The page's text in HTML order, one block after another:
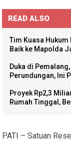
READ ALSO
Tim Kuasa Hukum
Baik ke Mapolda
Duka di
Perundungan, Ini
Proyek Rp2,3
Rumah Tinggal,
PATI – Satuan